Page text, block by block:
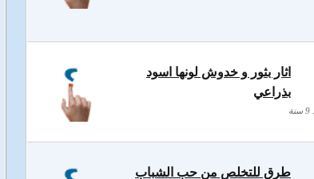
اثار بثور و خدوش لونها اسود
بذراعي
طرق للتخلص من حب الشباب